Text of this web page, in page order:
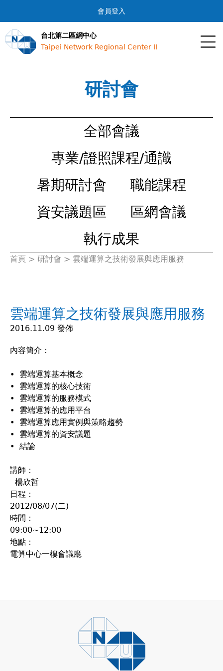
Jump to navigation
會員登入
台北第二區網中心
Taipei Network Regional Center II
研討會
全部會議
專業/證照課程/通識
暑期研討會
職能課程
資安議題區
區網會議
執行成果
您
這
首頁 > 研討會 > 雲端運算之技術發展與應用服務
雲端運算之技術發展與應用服務
2016.11.09 發佈
內容簡介：
• 雲端運算基本概念
• 雲端運算的核心技術
• 雲端運算的服務模式
• 雲端運算的應用平台
• 雲端運算應用實例與策略趨勢
• 雲端運算的資安議題
• 結論
講師：
楊欣哲
日程：
2012/08/07(二)
時間：
09:00~12:00
地點：
電算中心一樓會議廳